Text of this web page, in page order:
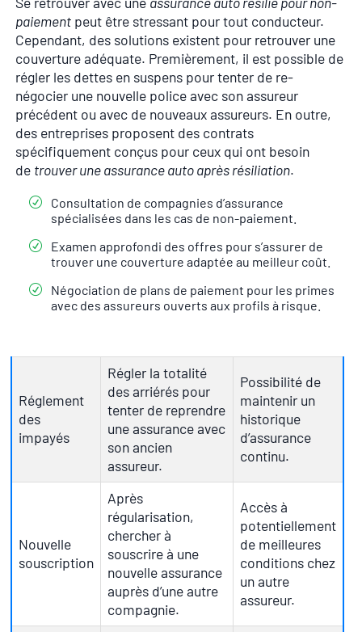
paiement peut être stressant pour tout conducteur.
Cependant, des solutions existent pour retrouver une
couverture adéquate. Premièrement, il est possible de
régler les dettes en suspens pour tenter de re-
négocier une nouvelle police avec son assureur
précédent ou avec de nouveaux assureurs. En outre,
des entreprises proposent des contrats
spécifiquement conçus pour ceux qui ont besoin
de trouver une assurance auto après résiliation.
Consultation de compagnies d’assurance
spécialisées dans les cas de non-paiement.
Examen approfondi des offres pour s’assurer de
trouver une couverture adaptée au meilleur coût.
Négociation de plans de paiement pour les primes
avec des assureurs ouverts aux profils à risque.
Réglement
des
impayés
Régler la totalité
des arriérés pour
tenter de reprendre
une assurance avec
son ancien
assureur.
Possibilité de
maintenir un
historique
d’assurance
continu.
Nouvelle
souscription
Après
régularisation,
chercher à
souscrire à une
nouvelle assurance
auprès d’une autre
compagnie.
Accès à
potentiellement
de meilleures
conditions chez
un autre
assureur.